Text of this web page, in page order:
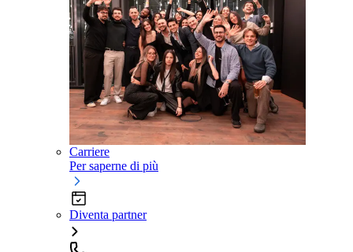
Carriere
Per saperne di più
Diventa partner